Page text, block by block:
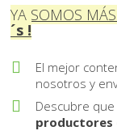
YA SOMOS
´s !
El mejor
nosotros y
Descubre que
productores